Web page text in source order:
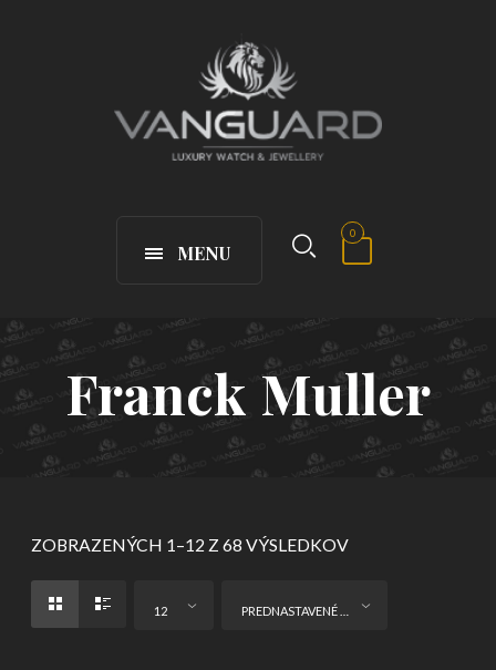
MENU
0
Franck Muller
ZOBRAZENÝCH 1–12 Z 68 VÝSLEDKOV
12